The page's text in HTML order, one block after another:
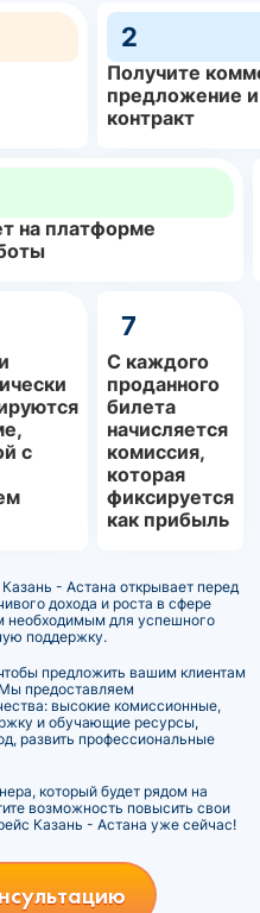
2
Получите
предложение
контракт
на платформе
с
7
С каждого
проданного
билета
начисляется
комиссия,
которая
фиксируется
как прибыль
- Астана открывает перед
дохода и роста в сфере
необходимым для успешного
поддержку.
предложить вашим клиентам
предоставляем
высокие комиссионные,
и обучающие ресурсы,
развить профессиональные
который будет рядом на
возможность повысить свои
Казань - Астана уже сейчас!